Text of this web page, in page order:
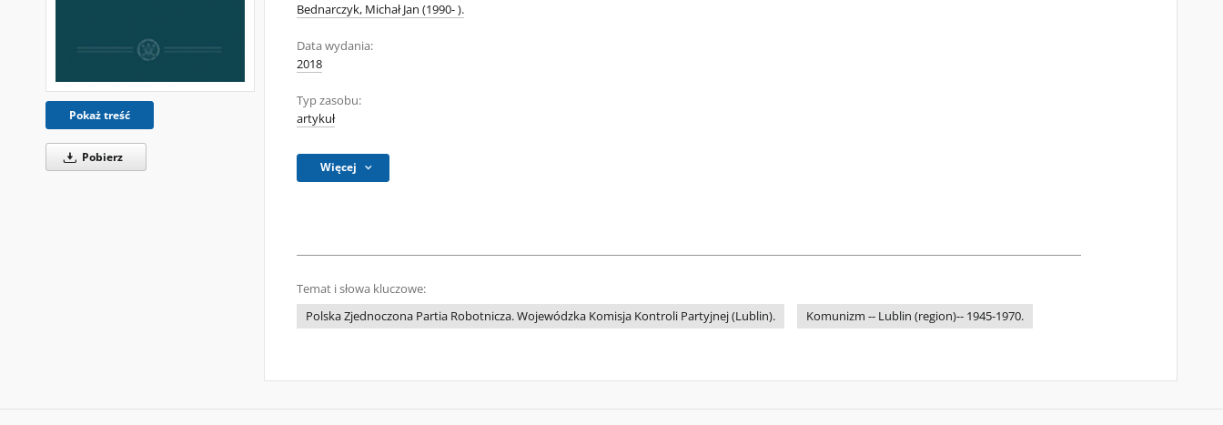
Pokaż treść
Pobierz
Bednarczyk, Michał Jan (1990- ).
Data wydania:
2018
Typ zasobu:
artykuł
Więcej
Temat i słowa kluczowe:
Polska Zjednoczona Partia Robotnicza. Wojewódzka Komisja Kontroli Partyjnej (Lublin).
Komunizm -- Lublin (region)-- 1945-1970.